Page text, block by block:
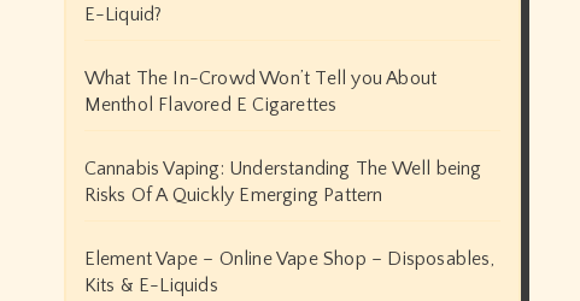
E-Liquid?
What The In-Crowd Won’t Tell you About
Menthol Flavored E Cigarettes
Cannabis Vaping: Understanding The Well being
Risks Of A Quickly Emerging Pattern
Element Vape – Online Vape Shop – Disposables,
Kits & E-Liquids